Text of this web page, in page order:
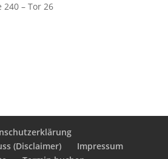
240 – Tor 26
(Disclaimer)
Impressum